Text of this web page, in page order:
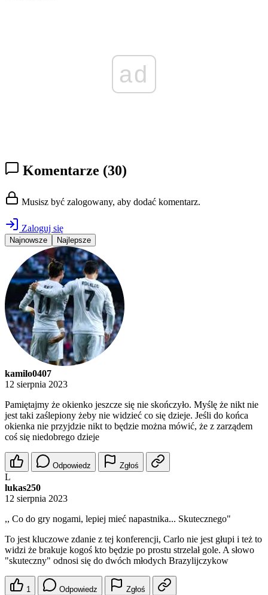
ad
Komentarze (30)
Musisz być zalogowany, aby dodać komentarz.
Zaloguj się
Najnowsze Najlepsze
kamilo0407
12 sierpnia 2023
Pamiętajmy że okienko jeszcze się nie skończyło. Myślę że nikt nie
jest taki zaślepiony żeby nie widzieć co się dzieje. Jeśli do końca
okienka nie przyjdzie nikt to będzie można mówić, że z zarządem
coś się niedobrego dzieje
Odpowiedz Zgłoś
L
lukas250
12 sierpnia 2023
,, Co do gry nogami, lepiej mieć napastnika... Skutecznego"
To jest kluczowe zdanie z tej konferencji, Carlo nie jest głupi i też to
widzi że brakuje kogoś kto będzie po prostu strzelał gole. A słowo
"skuteczny" odnosi się do dwóch młodych Brazylijczykow
1 Odpowiedz Zgłoś